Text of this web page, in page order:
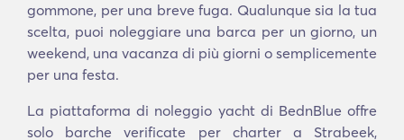
gommone, per una breve fuga. Qualunque sia la tua
scelta, puoi noleggiare una barca per un giorno, un
weekend, una vacanza di più giorni o semplicemente
per una festa.
La piattaforma di noleggio yacht di BednBlue offre
solo barche verificate per charter a Strabeek,